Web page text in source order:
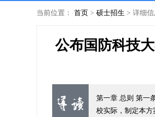
当前位置： 首页 > 硕士招生 > 详细信
公布国防科技
第一章 总则 第一
校实际，制定本